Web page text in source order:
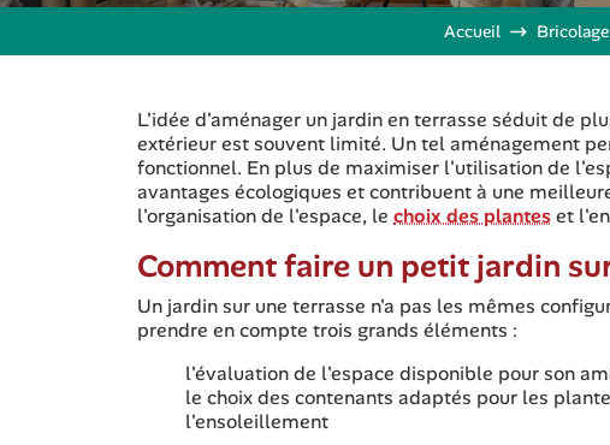
Accueil Bricolage
L'idée d'aménager un jardin en terrasse séduit de
extérieur est souvent limité. Un tel aménagement
fonctionnel. En plus de maximiser l'utilisation de
avantages écologiques et contribuent à une
l'organisation de l'espace, le choix des planteset
Comment faire un petit jardin
Un jardin sur une terrasse n'a pas les mêmes
prendre en compte trois grands éléments :
l'évaluation de l'espace disponible pour son
le choix des contenants adaptés pour les
l'ensoleillement